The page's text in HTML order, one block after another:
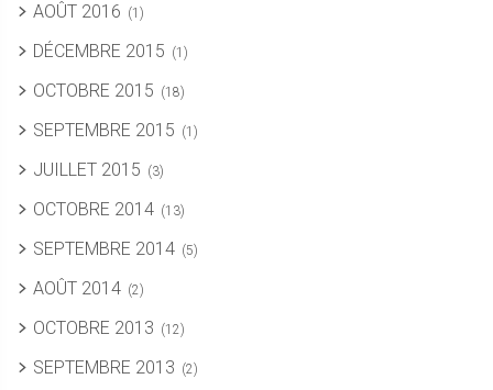
AOÛT 2016 (1)
DÉCEMBRE 2015 (1)
OCTOBRE 2015 (18)
SEPTEMBRE 2015 (1)
JUILLET 2015 (3)
OCTOBRE 2014 (13)
SEPTEMBRE 2014 (5)
AOÛT 2014 (2)
OCTOBRE 2013 (12)
SEPTEMBRE 2013 (2)